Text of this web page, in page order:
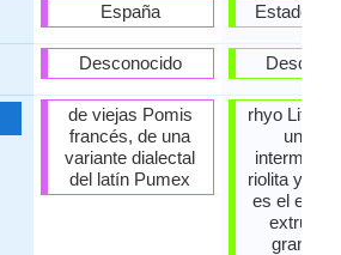
España
Desconocido
de viejas Pomis
francés, de una
variante dialectal
del latín Pumex
Estados
rhyo Lite +
una
intermedia
riolita y
es el